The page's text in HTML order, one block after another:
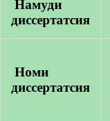
Намуди
диссертатсия
Номи
диссертатсия